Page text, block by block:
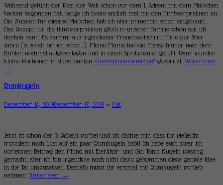
Während gefühlt der Rest der Welt schon vor dem 1. Advent mit dem Plätzchen
backen begonnen hat, fange ich heute endlich mal mit den Himbeerpralinen an.
Die Zutaten für diverse Plätzchen hab ich aber immerhin schon eingekauft…
Das Rezept für die Himbeerpralinen gibt’s in unserer Familie schon seit ich
denken kann. Es stammt aus irgendeiner Frauenzeitschrift Mitte der 80er
Jahre (ja so alt bin ich schon…)! Meine Mama hat die Masse früher nach dem
Kühlen nochmal aufgeschlagen und in einen Spritzbeutel gefüllt. Dann wurden
kleine Portionen in diese bunten Alu-Pralinenförmchen* gespritzt. Weiterlesen
→
Rumkugeln
Dezember 18, 2019Dezember 17, 2019 ~ Cat
Jetzt ist schon der 3. Advent vorbei und ich dachte mir, dass ihr vielleicht
trotzdem noch Lust auf ein paar Rumkugeln habt! Ich habe euch zwar im
vorletzten Beitrag den Mund mit Eierlikör- und Gin Tonic Kugeln wässrig
gemacht, aber ich bin irgendwie noch nicht dazu gekommen diese geniale Idee
in die Tat umzusetzen. Deshalb müsst ihr erstmal mit Rumkugeln vorlieb
nehmen. Weiterlesen →